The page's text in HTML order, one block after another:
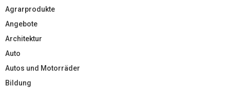
Agrarprodukte
Angebote
Architektur
Auto
Autos und Motorräder
Bildung